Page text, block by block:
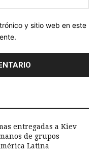
y sitio web en este
entregadas a Kiev
de grupos
Latina